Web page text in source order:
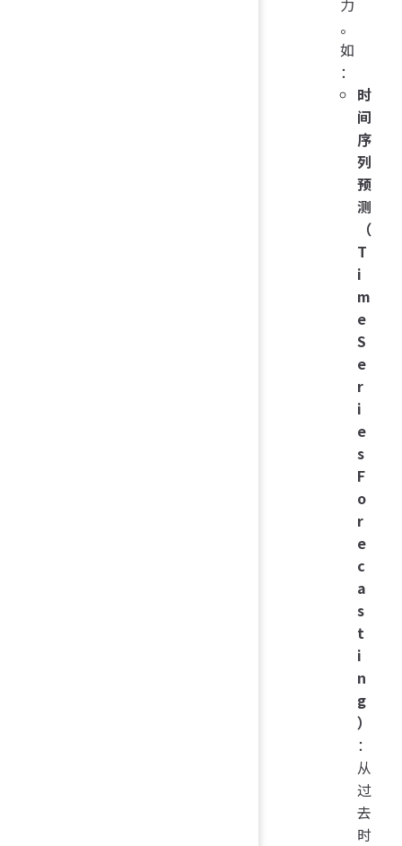
。
如
：
时
间
序
列
预
测
（
T
i
m
e
S
e
r
i
e
s
F
o
r
e
c
a
s
t
i
n
g
）
：
从
过
去
时